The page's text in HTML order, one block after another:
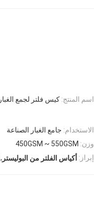
اسم المنتج: كيس فلتر لجمع الغبار
الاستخدام: جامع الغبار الصناعة
وزن: 450GSM ~ 550GSM
إبراز: أكياس الفلتر من البوليستر ,